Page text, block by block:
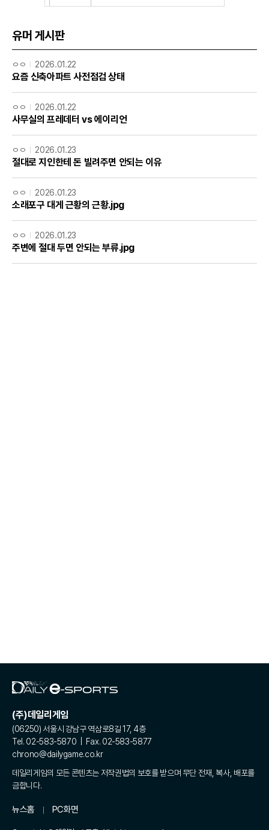
유머 게시판
ㅇㅇ 2026.01.22
요즘 신축아파트 사전점검 상태
ㅇㅇ 2026.01.22
사무실의 프레데터 vs 에이리언
ㅇㅇ 2026.01.23
절대로 지인한테 돈 빌려주면 안되는 이유
ㅇㅇ 2026.01.23
소래포구 대게 근황의 근황.jpg
ㅇㅇ 2026.01.23
주변에 절대 두면 안되는 부류.jpg
(주)데일리게임
(06250) 서울시 강남구 역삼로8길 17, 4층
Tel. 02-583-5870 | Fax. 02-583-5877
chrono@dailygame.co.kr
데일리게임의 모든 콘텐츠는 저작권법의 보호를 받으며 무단 전재, 복사, 배포를
금합니다.
뉴스홈 PC화면